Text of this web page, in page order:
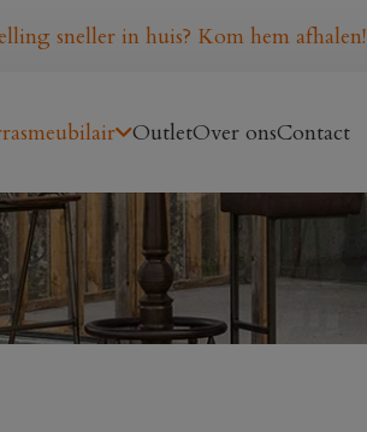
sneller in huis? Kom hem afhalen!
OutletOver onsContact